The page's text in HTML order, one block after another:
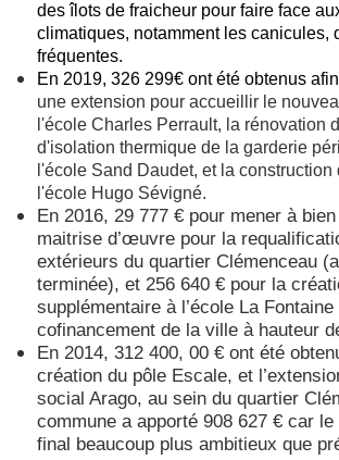
des îlots de fraicheur pour faire face
climatiques, notamment les canicules,
fréquentes.
En 2019, 326 299€ ont été obtenus
une extension pour accueillir le
l'école Charles Perrault, la rénovation
d'isolation thermique de la garderie
l'école Sand Daudet, et la construction
l'école Hugo Sévigné.
En 2016, 29 777 € pour mener à
maitrise d’œuvre pour la
extérieurs du quartier Clémenceau
terminée), et 256 640 € pour la
supplémentaire à l’école La
cofinancement de la ville à hauteur
En 2014, 312 400, 00 € ont été
création du pôle Escale, et
social Arago, au sein du quartier
commune a apporté 908 627 € car
final beaucoup plus ambitieux que